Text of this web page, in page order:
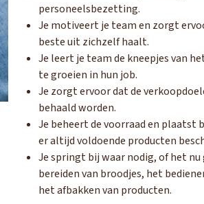
personeelsbezetting.
Je motiveert je team en zorgt
beste uit zichzelf haalt.
Je leert je team de kneepjes van
te groeien in hun job.
Je zorgt ervoor dat de
behaald worden.
Je beheert de voorraad en plaatst
er altijd voldoende producten
Je springt bij waar nodig, of het
bereiden van broodjes, het
het afbakken van producten.